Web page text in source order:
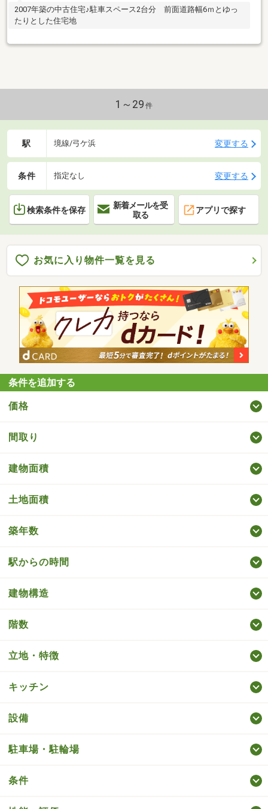
2007年築の中古住宅♪駐車スペース2台分 前面道路幅6ｍとゆっ
たりとした住宅地
1～29 件
駅 境線/弓ケ浜 変更する
条件 指定なし 変更する
検索条件を保存
新着メールを受
取る
アプリで探す
お気に入り物件一覧を見る
条件を追加する
価格
間取り
建物面積
土地面積
築年数
駅からの時間
建物構造
階数
立地・特徴
キッチン
設備
駐車場・駐輪場
条件